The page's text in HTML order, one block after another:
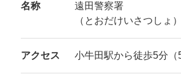
名称
遠田警察署
（とおだけいさつしょ）
アクセス 小牛田駅から徒歩5分（